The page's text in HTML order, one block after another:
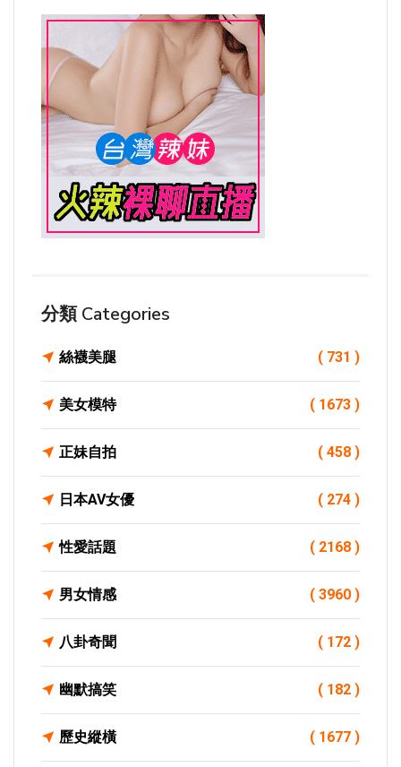
分類 Categories
絲襪美腿 ( 731 )
美女模特 ( 1673 )
正妹自拍 ( 458 )
日本AV女優 ( 274 )
性愛話題 ( 2168 )
男女情感 ( 3960 )
八卦奇聞 ( 172 )
幽默搞笑 ( 182 )
歷史縱橫 ( 1677 )